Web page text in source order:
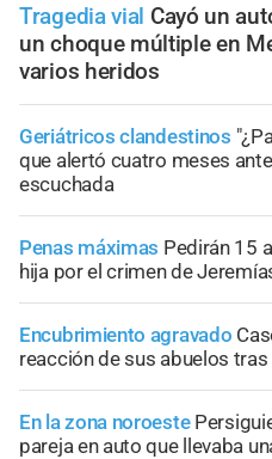
Tragedia vial Cayó un
un choque múltiple en
varios heridos
Geriátricos clandestinos
que alertó cuatro meses
escuchada
Penas máximas Pedirán 15
hija por el crimen de
Encubrimiento agravado
reacción de sus abuelos
En la zona noroeste
pareja en auto que llevaba